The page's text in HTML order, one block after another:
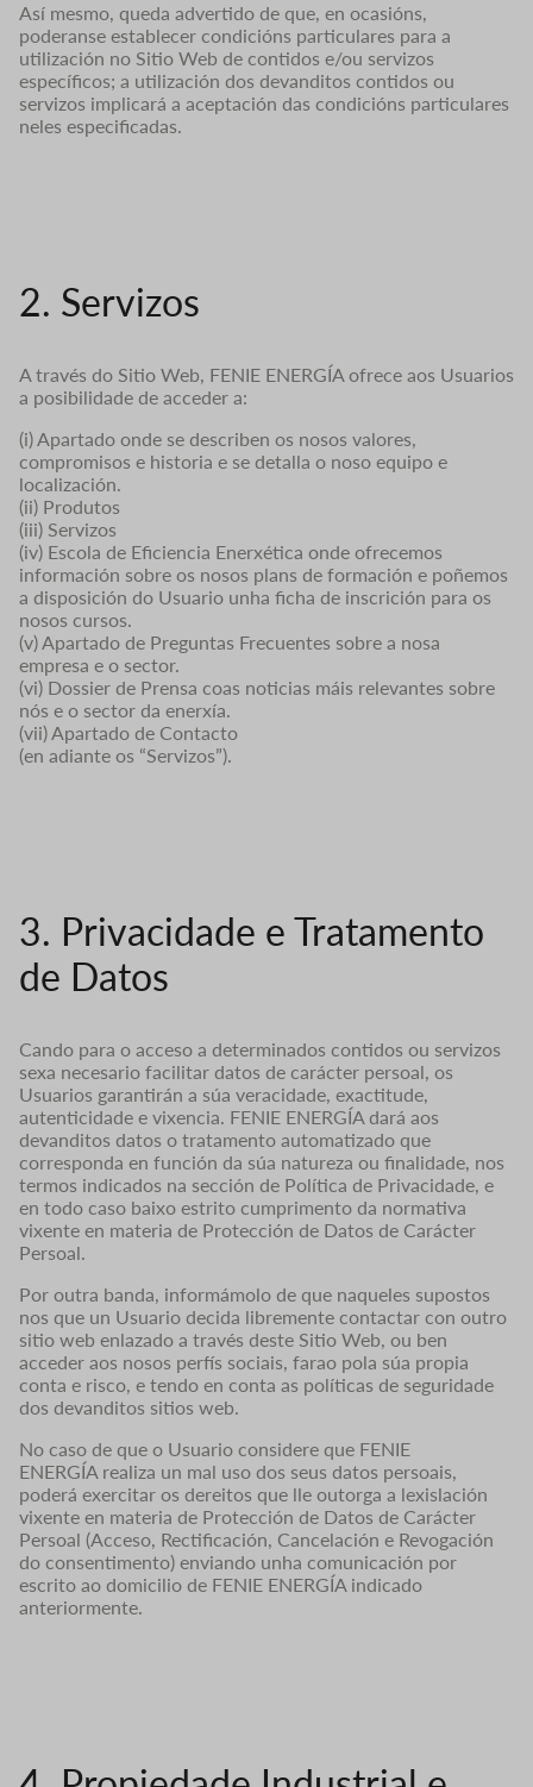
Así mesmo, queda advertido de que, en ocasións,
poderanse establecer condicións particulares para a
utilización no Sitio Web de contidos e/ou servizos
específicos; a utilización dos devanditos contidos ou
servizos implicará a aceptación das condicións particulares
neles especificadas.
2. Servizos
A través do Sitio Web, FENIE ENERGÍA ofrece aos Usuarios
a posibilidade de acceder a:
(i) Apartado onde se describen os nosos valores,
compromisos e historia e se detalla o noso equipo e
localización.
(ii) Produtos
(iii) Servizos
(iv) Escola de Eficiencia Enerxética onde ofrecemos
información sobre os nosos plans de formación e poñemos
a disposición do Usuario unha ficha de inscrición para os
nosos cursos.
(v) Apartado de Preguntas Frecuentes sobre a nosa
empresa e o sector.
(vi) Dossier de Prensa coas noticias máis relevantes sobre
nós e o sector da enerxía.
(vii) Apartado de Contacto
(en adiante os “Servizos”).
3. Privacidade e Tratamento
de Datos
Cando para o acceso a determinados contidos ou servizos
sexa necesario facilitar datos de carácter persoal, os
Usuarios garantirán a súa veracidade, exactitude,
autenticidade e vixencia. FENIE ENERGÍA dará aos
devanditos datos o tratamento automatizado que
corresponda en función da súa natureza ou finalidade, nos
termos indicados na sección de Política de Privacidade, e
en todo caso baixo estrito cumprimento da normativa
vixente en materia de Protección de Datos de Carácter
Persoal.
Por outra banda, informámolo de que naqueles supostos
nos que un Usuario decida libremente contactar con outro
sitio web enlazado a través deste Sitio Web, ou ben
acceder aos nosos perfís sociais, farao pola súa propia
conta e risco, e tendo en conta as políticas de seguridade
dos devanditos sitios web.
No caso de que o Usuario considere que FENIE
ENERGÍA realiza un mal uso dos seus datos persoais,
poderá exercitar os dereitos que lle outorga a lexislación
vixente en materia de Protección de Datos de Carácter
Persoal (Acceso, Rectificación, Cancelación e Revogación
do consentimento) enviando unha comunicación por
escrito ao domicilio de FENIE ENERGÍA indicado
anteriormente.